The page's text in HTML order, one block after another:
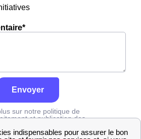
Envoyer
sur notre politique de
et publication des